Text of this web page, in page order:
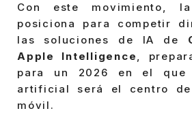
Con este movimiento,
posiciona para competir
las soluciones de IA de
Apple Intelligence,
para un 2026 en el que
artificial será el centro
móvil.